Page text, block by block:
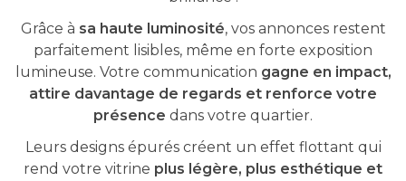
Grâce à sa haute luminosité, vos annonces restent
parfaitement lisibles, même en forte exposition
lumineuse. Votre communication gagne en impact,
attire davantage de regards et renforce votre
présence dans votre quartier.
Leurs designs épurés créent un effet flottant qui
rend votre vitrine plus légère, plus esthétique et